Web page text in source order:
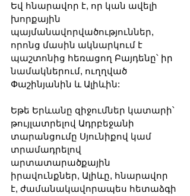
Եվ հնարավոր է, որ կան ավելի
խորքային
պայմանավորվածություններ,
որոնց մասին ակնարկում է
պաշտոնից հեռացող Բայդենը՝ իր
նամակներում, ուղղված
Փաշինյանին և Ալիևին:
Եթե Երևանը զիջումներ կատարի՝
թույլատրելով Ադրբեջանի
տարանցումը Սյունիքով կամ
տրամադրելով
արտատարածքային
իրավունքներ, Ալիևը, հնարավոր
է, ժամանակավորապես հետաձգի